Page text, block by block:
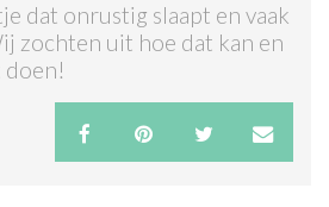
dat onrustig slaapt en vaak
zochten uit hoe dat kan en
doen!